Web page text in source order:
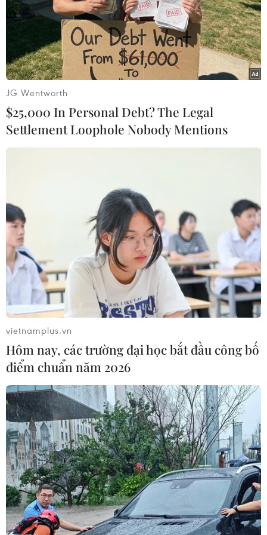
TIN LIÊN QUAN
COVID-19: Malaysia kéo dài lệnh phong
tỏa toàn diện thêm 2 tuần
11/06/2021 13:38
Đại diện Bộ Y tế đã đề xuất kéo dài lệnh phong tỏa toàn
diện hiện nay thêm hai tuần (từ ngày 15-28/6) và đề
xuất đã được thông qua tại phiên họp đặc biệt của Hội
đồng An ninh quốc gia.
Dịch COVID-19: Lào lo ngại nguy cơ dịch
JG Wentworth
$25,000 In Personal Debt? The Legal
Settlement Loophole Nobody Mentions
vietnamplus.vn
Hôm nay, các trường đại học bắt đầu công bố
điểm chuẩn năm 2026